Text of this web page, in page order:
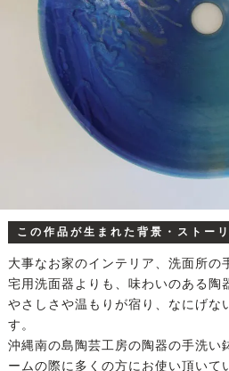
この作品が生まれた背景・ストー
大事なお家のインテリア、洗面所の
宅用洗面器よりも、味わいのある陶
やさしさや温もりが宿り、なにげな
す。
沖縄南の島陶芸工房の陶器の手洗い
ームの際に多くの方にお使い頂いて